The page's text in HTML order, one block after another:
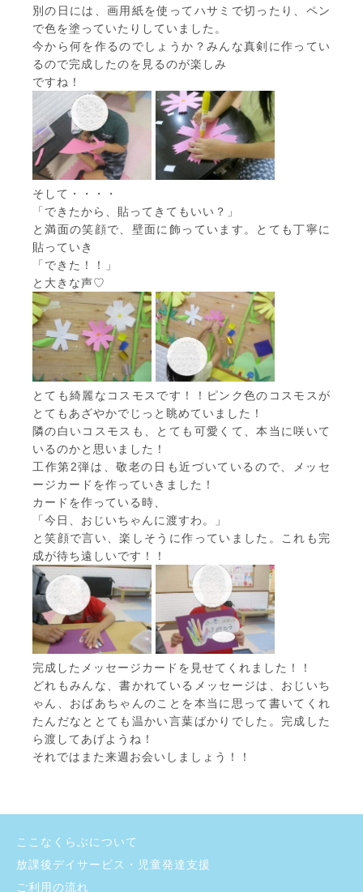
別の日には、画用紙を使ってハサミで切ったり、ペン
で色を塗っていたりしていました。
今から何を作るのでしょうか？みんな真剣に作ってい
るので完成したのを見るのが楽しみ
ですね！
そして・・・・
「できたから、貼ってきてもいい？」
と満面の笑顔で、壁面に飾っています。とても丁寧に
貼っていき
「できた！！」
と大きな声♡
とても綺麗なコスモスです！！ピンク色のコスモスが
とてもあざやかでじっと眺めていました！
隣の白いコスモスも、とても可愛くて、本当に咲いて
いるのかと思いました！
工作第2弾は、敬老の日も近づいているので、メッセ
ージカードを作っていきました！
カードを作っている時、
「今日、おじいちゃんに渡すわ。」
と笑顔で言い、楽しそうに作っていました。これも完
成が待ち遠しいです！！
完成したメッセージカードを見せてくれました！！
どれもみんな、書かれているメッセージは、おじいち
ゃん、おばあちゃんのことを本当に思って書いてくれ
たんだなととても温かい言葉ばかりでした。完成した
ら渡してあげようね！
それではまた来週お会いしましょう！！
ここなくらぶについて
放課後デイサービス・児童発達支援
ご利用の流れ